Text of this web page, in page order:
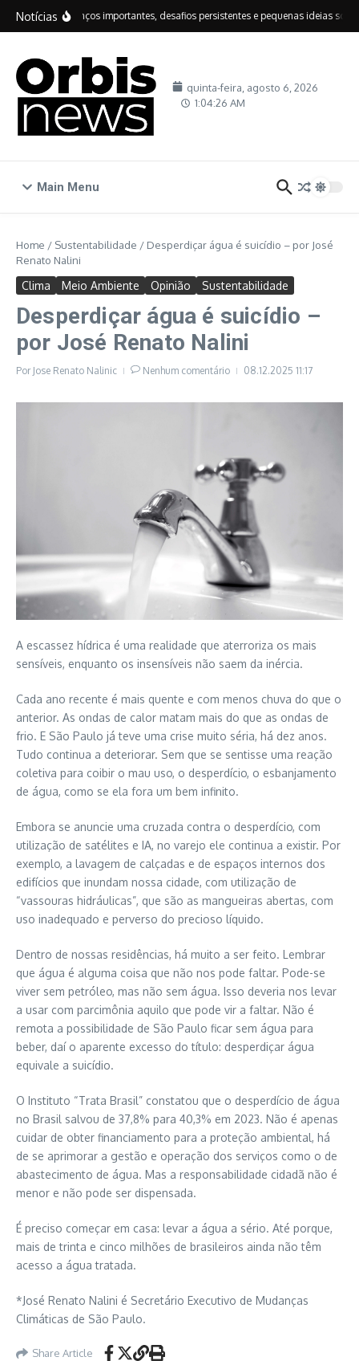
Ir para o conteúdo
Notícias
IDEB: avanços importantes, desafios persistentes e pequenas ideias sobre
quinta-feira, agosto 6, 2026
1:04:27 AM
Main Menu
Home / Sustentabilidade / Desperdiçar água é suicídio – por José
Renato Nalini
Clima Meio Ambiente Opinião Sustentabilidade
Desperdiçar água é suicídio –
por José Renato Nalini
Por Jose Renato Nalinic Nenhum comentário 08.12.2025 11:17
A escassez hídrica é uma realidade que aterroriza os mais
sensíveis, enquanto os insensíveis não saem da inércia.
Cada ano recente é mais quente e com menos chuva do que o
anterior. As ondas de calor matam mais do que as ondas de
frio. E São Paulo já teve uma crise muito séria, há dez anos.
Tudo continua a deteriorar. Sem que se sentisse uma reação
coletiva para coibir o mau uso, o desperdício, o esbanjamento
de água, como se ela fora um bem infinito.
Embora se anuncie uma cruzada contra o desperdício, com
utilização de satélites e IA, no varejo ele continua a existir. Por
exemplo, a lavagem de calçadas e de espaços internos dos
edifícios que inundam nossa cidade, com utilização de
“vassouras hidráulicas”, que são as mangueiras abertas, com
uso inadequado e perverso do precioso líquido.
Dentro de nossas residências, há muito a ser feito. Lembrar
que água é alguma coisa que não nos pode faltar. Pode-se
viver sem petróleo, mas não sem água. Isso deveria nos levar
a usar com parcimônia aquilo que pode vir a faltar. Não é
remota a possibilidade de São Paulo ficar sem água para
beber, daí o aparente excesso do título: desperdiçar água
equivale a suicídio.
O Instituto “Trata Brasil” constatou que o desperdício de água
no Brasil salvou de 37,8% para 40,3% em 2023. Não é apenas
cuidar de obter financiamento para a proteção ambiental, há
de se aprimorar a gestão e operação dos serviços como o de
abastecimento de água. Mas a responsabilidade cidadã não é
menor e não pode ser dispensada.
É preciso começar em casa: levar a água a sério. Até porque,
mais de trinta e cinco milhões de brasileiros ainda não têm
acesso a água tratada.
*José Renato Nalini é Secretário Executivo de Mudanças
Climáticas de São Paulo.
Share Article